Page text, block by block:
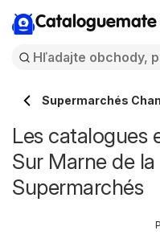
Cataloguemate
Supermarchés
Les catalogues
Sur Marne de
Supermarchés